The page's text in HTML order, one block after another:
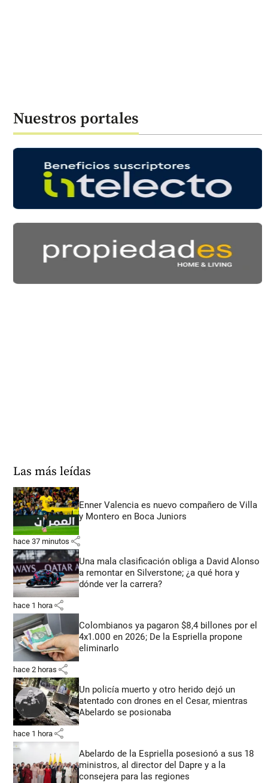
Nuestros portales
Las más leídas
Enner Valencia es nuevo compañero de Villa
y Montero en Boca Juniors
hace 37 minutos share
Una mala clasificación obliga a David Alonso
a remontar en Silverstone; ¿a qué hora y
dónde ver la carrera?
hace 1 hora share
Colombianos ya pagaron $8,4 billones por el
4x1.000 en 2026; De la Espriella propone
eliminarlo
hace 2 horas share
Un policía muerto y otro herido dejó un
atentado con drones en el Cesar, mientras
Abelardo se posionaba
hace 1 hora share
Abelardo de la Espriella posesionó a sus 18
ministros, al director del Dapre y a la
consejera para las regiones